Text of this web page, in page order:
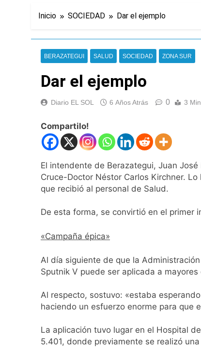
Inicio SOCIEDAD Dar el ejemplo
BERAZATEGUI SALUD SOCIEDAD ZONA SUR
Dar el ejemplo
Diario EL SOL 6 Años Atrás 0 3
Compartilo!
El intendente de Berazategui, Juan
Cruce-Doctor Néstor Carlos Kirchner.
que recibió al personal de Salud.
De esta forma, se convirtió en el primer
«Campaña épica»
Al día siguiente de que la
Sputnik V puede ser aplicada a
Al respecto, sostuvo: «estaba
haciendo un esfuerzo enorme para que
La aplicación tuvo lugar en el Hospital
5.401, donde previamente se realizó